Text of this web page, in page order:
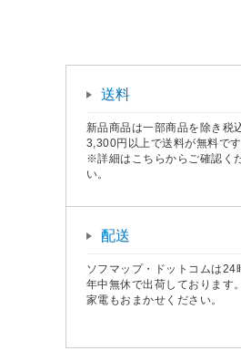
送料
新品商品は一部商品を除き税
3,300円以上で送料が無料です
※詳細はこちらからご確認く
い。
配送
ソフマップ・ドットコムは24
年中無休で出荷しております
家電もおまかせください。